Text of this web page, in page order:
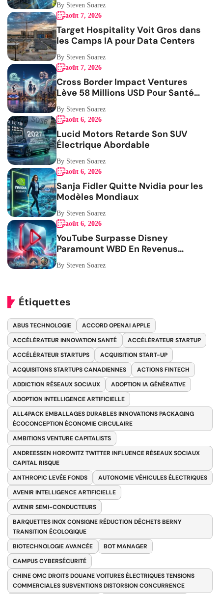
By Steven Soarez
août 7, 2026
Target Hospitality Voit Gros dans
les Camps IA pour Data Centers
By Steven Soarez
août 7, 2026
Cross Border Impact Ventures
Lève 58 Millions USD Pour Santé
Femmes
By Steven Soarez
août 6, 2026
Lucid Motors Retarde Son SUV
Électrique Abordable
By Steven Soarez
août 6, 2026
Sanja Fidler Quitte Nvidia pour les
Modèles Mondiaux
By Steven Soarez
août 6, 2026
YouTube Surpasse Disney
Paramount WBD En Revenus
Publicitaires
By Steven Soarez
Étiquettes
ABUS TECHNOLOGIE
ACCORD OPENAI APPLE
ACCÉLÉRATEUR INNOVATION SANTÉ
ACCÉLÉRATEUR STARTUP
ACCÉLÉRATEUR STARTUPS
ACQUISITION START-UP
ACQUISITONS STARTUPS CANADIENNES
ACTIONS FINTECH
ADDICTION RÉSEAUX SOCIAUX
ADOPTION IA GÉNÉRATIVE
ADOPTION INTELLIGENCE ARTIFICIELLE
ALL4PACK EMBALLAGES DURABLES INNOVATIONS PACKAGING
ÉCOCONCEPTION ÉCONOMIE CIRCULAIRE
AMBITIONS VENTURE CAPITALISTS
ANDREESSEN HOROWITZ TWITTER INFLUENCE RÉSEAUX SOCIAUX
CAPITAL RISQUE
ANTHROPIC LEVÉE FONDS
AUTONOMIE VÉHICULES ÉLECTRIQUES
AVENIR INTELLIGENCE ARTIFICIELLE
AVENIR SEMI-CONDUCTEURS
BARQUETTES INOX CONSIGNE RÉDUCTION DÉCHETS BERNY
TRANSITION ÉCOLOGIQUE
BIOTECHNOLOGIE AVANCÉE
BOT MANAGER
CAMPUS CYBERSÉCURITÉ
CHINE OMC DROITS DOUANE VOITURES ÉLECTRIQUES TENSIONS
COMMERCIALES SUBVENTIONS DISTORSION CONCURRENCE